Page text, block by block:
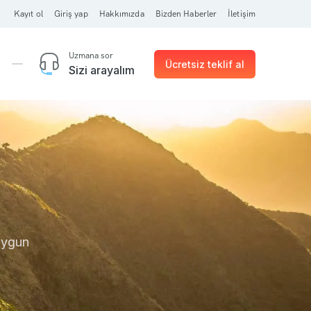
Kayıt ol Giriş yap Hakkımızda Bizden Haberler İletişim
Uzmana sor
Sizi arayalım Ücretsiz teklif al